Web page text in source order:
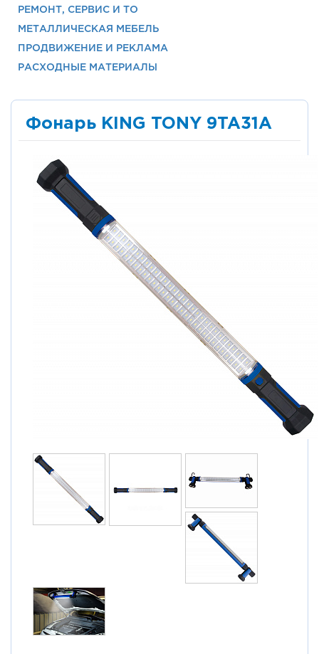
РЕМОНТ, СЕРВИС И ТО
МЕТАЛЛИЧЕСКАЯ МЕБЕЛЬ
ПРОДВИЖЕНИЕ И РЕКЛАМА
РАСХОДНЫЕ МАТЕРИАЛЫ
Фонарь KING TONY 9TA31A